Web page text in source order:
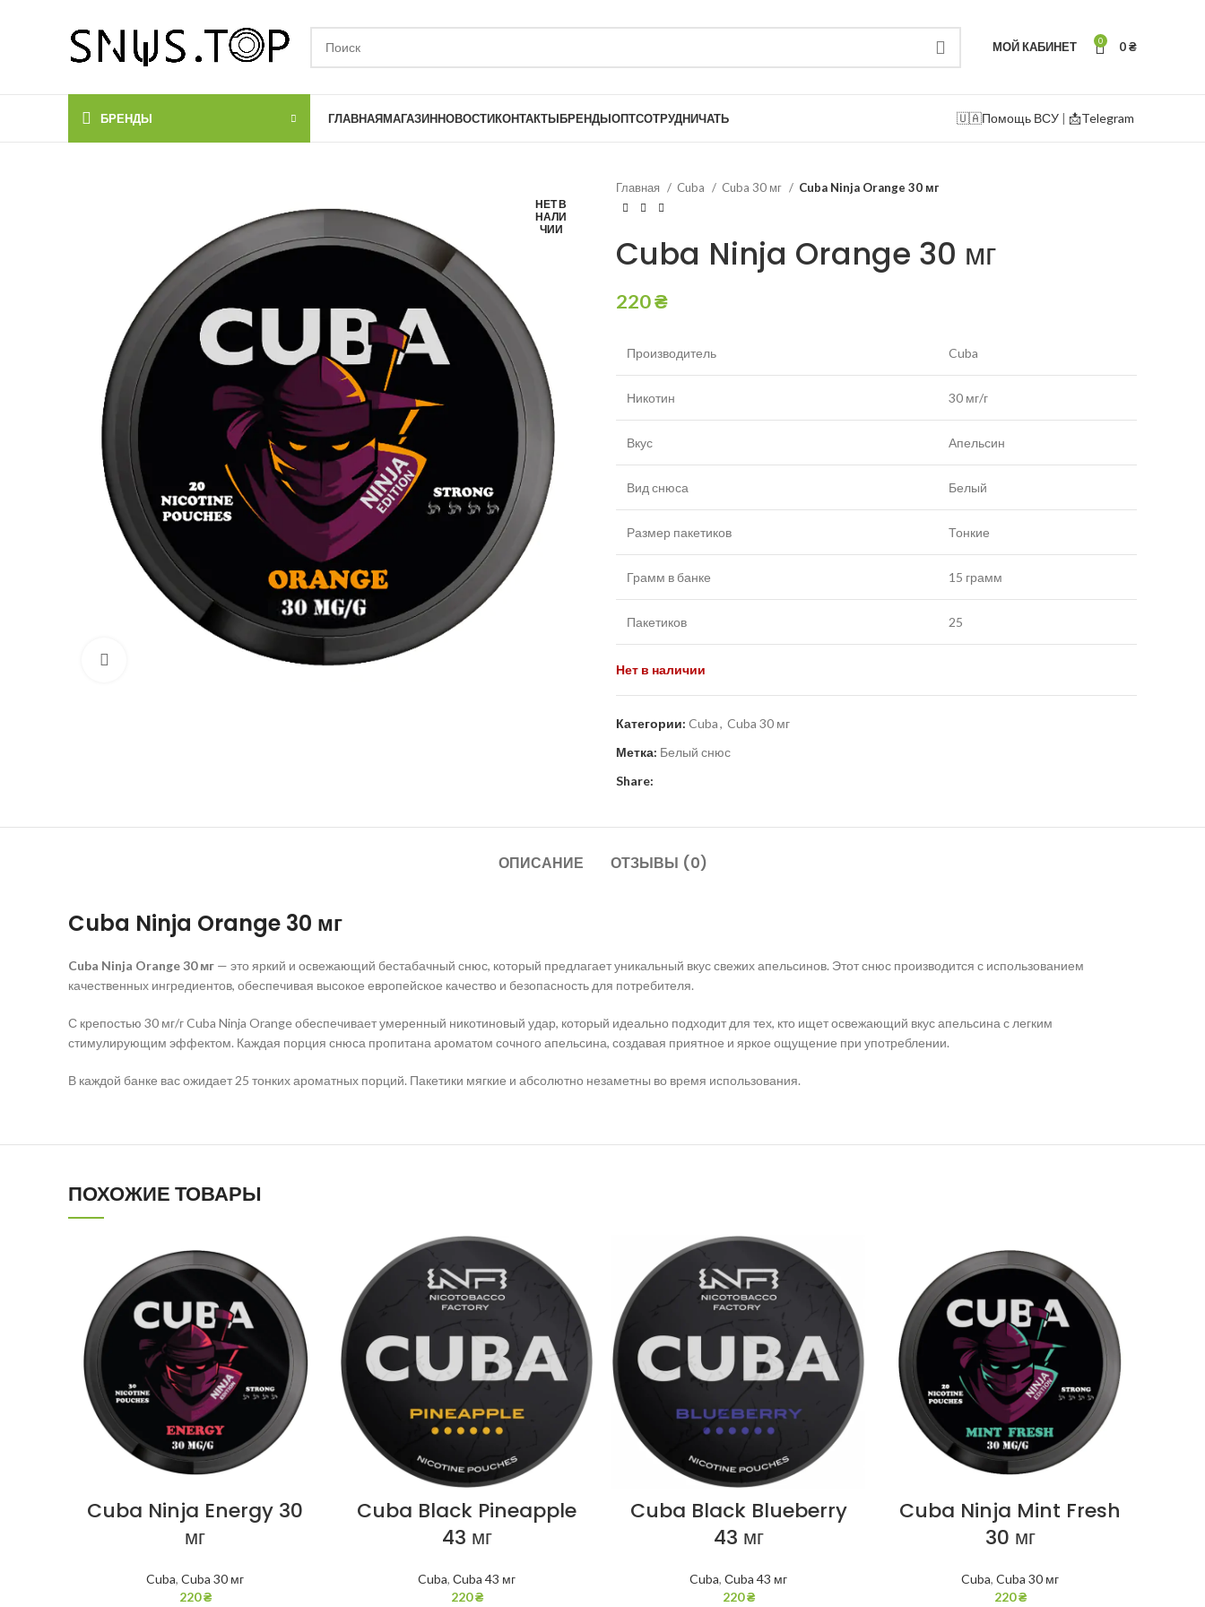
МОЙ КАБИНЕТ 0 0₴
БРЕНДЫ ГЛАВНАЯМАГАЗИННОВОСТИКОНТАКТЫБРЕНДЫОПТСОТРУДНИЧАТЬ 🇺🇦Помощь ВСУ | 📩Telegram
НЕТ В
НАЛИ
ЧИИ
Главная Cuba Cuba 30 мг Cuba Ninja Orange 30 мг
Cuba Ninja Orange 30 мг
220₴
Производитель Cuba
Никотин 30 мг/г
Вкус Апельсин
Вид снюса Белый
Размер пакетиков Тонкие
Грамм в банке 15 грамм
Пакетиков 25
Нет в наличии
Категории: Cuba, Cuba 30 мг
Метка: Белый снюс
Share:
ОПИСАНИЕ ОТЗЫВЫ (0)
Cuba Ninja Orange 30 мг
Cuba Ninja Orange30 мг — это яркий и освежающий бестабачный снюс, который предлагает уникальный вкус свежих апельсинов. Этот снюс производится с использованием
качественных ингредиентов, обеспечивая высокое европейское качество и безопасность для потребителя.
С крепостью 30 мг/г Cuba Ninja Orange обеспечивает умеренный никотиновый удар, который идеально подходит для тех, кто ищет освежающий вкус апельсина с легким
стимулирующим эффектом. Каждая порция снюса пропитана ароматом сочного апельсина, создавая приятное и яркое ощущение при употреблении.
В каждой банке вас ожидает 25 тонких ароматных порций. Пакетики мягкие и абсолютно незаметны во время использования.
ПОХОЖИЕ ТОВАРЫ
Cuba Ninja Energy 30
мг
Cuba, Cuba 30 мг
220₴
Cuba Black Pineapple
43 мг
Cuba, Сuba 43 мг
220₴
Cuba Black Blueberry
43 мг
Cuba, Сuba 43 мг
220₴
Cuba Ninja Mint Fresh
30 мг
Cuba, Cuba 30 мг
220₴